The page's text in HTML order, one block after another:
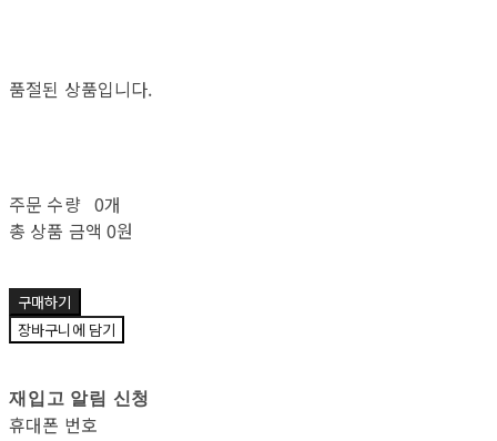
품절된 상품입니다.
주문 수량 0개
총 상품 금액 0원
구매하기
장바구니에 담기
재입고 알림 신청
휴대폰 번호